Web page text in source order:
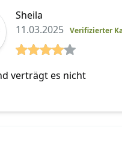
Sheila
11.03.2025 Verifizierter
verträgt es nicht